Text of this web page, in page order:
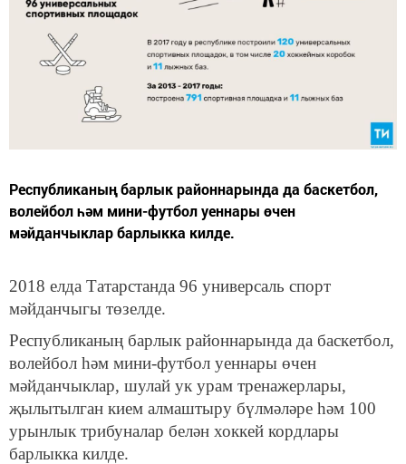
Республиканың барлык районнарында да баскетбол,
волейбол һәм мини-футбол уеннары өчен
мәйданчыклар барлыкка килде.
2018 елда Татарстанда 96 универсаль спорт
мәйданчыгы төзелде.
Республиканың барлык районнарында да баскетбол,
волейбол һәм мини-футбол уеннары өчен
мәйданчыклар, шулай ук урам тренажерлары,
җылытылган кием алмаштыру бүлмәләре һәм 100
урынлык трибуналар белән хоккей кордлары
барлыкка килде.